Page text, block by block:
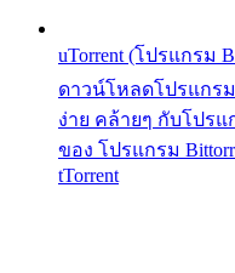
uTorrent (โปรแกรม
ดาวน์โหลดโปรแกรม
ง่าย คล้ายๆ กับโปร
ของ โปรแกรม
tTorrent